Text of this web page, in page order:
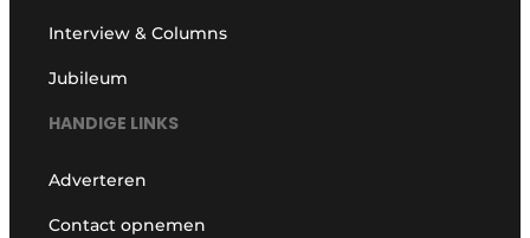
Interview & Columns
Jubileum
HANDIGE LINKS
Adverteren
Contact opnemen